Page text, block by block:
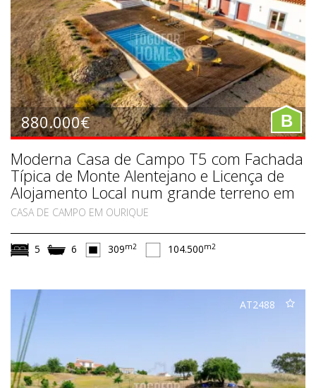
880.000€ B
Moderna Casa de Campo T5 com Fachada
Típica de Monte Alentejano e Licença de
Alojamento Local num grande terreno em
Ourique, Alentejo Sul
CASA DE CAMPO EM OURIQUE
5 6 309m2 104.500m2
AT2488